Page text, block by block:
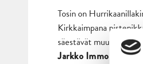
Tosin on
Kirkkaimpana
säestävät muun muassa
Jarkko Immonen(1+8).